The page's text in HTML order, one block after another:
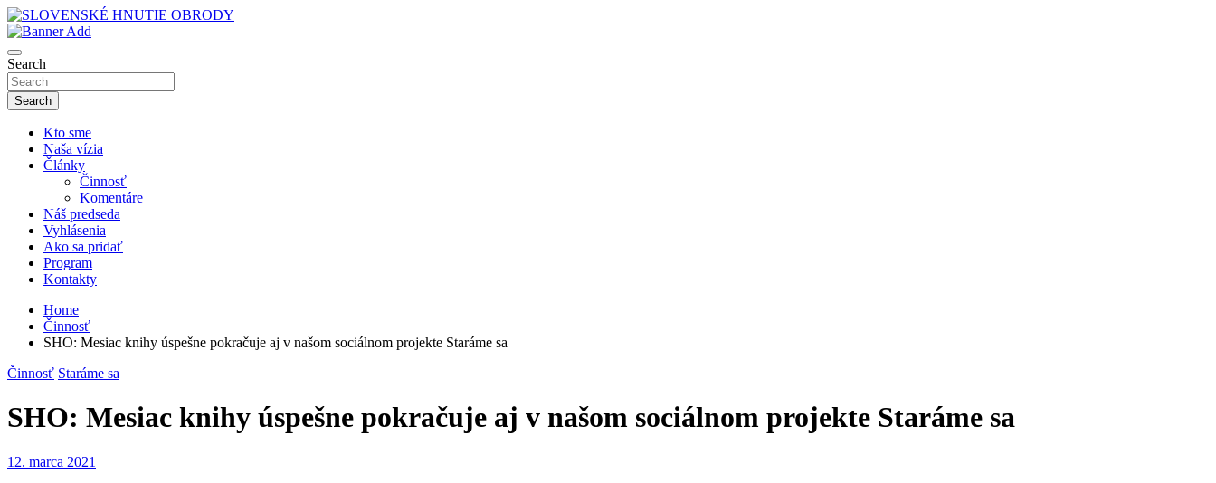
Skip
to
content
SLOVENSKÉ HNUTIE OBRODY
Search
Search
Kto sme
Naša vízia
Články
Činnosť
Komentáre
Náš predseda
Vyhlásenia
Ako sa pridať
Program
Kontakty
Home
Činnosť
SHO: Mesiac knihy úspešne pokračuje aj v našom sociálnom projekte Staráme sa
Činnosť Staráme sa
SHO: Mesiac knihy úspešne pokračuje aj v našom sociálnom projekte Staráme sa
12. marca 2021